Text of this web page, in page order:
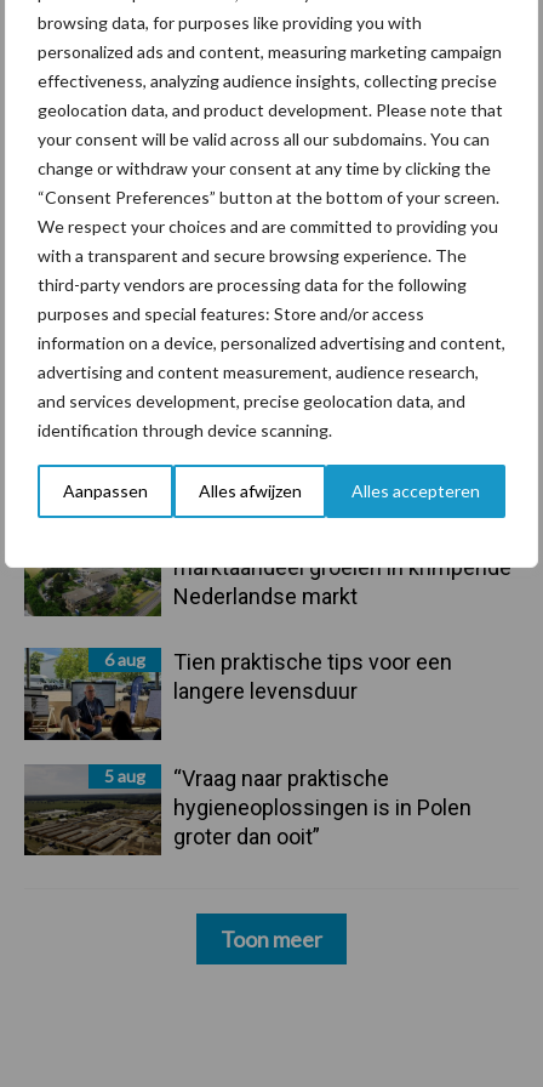
browsing data, for purposes like providing you with
personalized ads and content, measuring marketing campaign
effectiveness, analyzing audience insights, collecting precise
geolocation data, and product development. Please note that
your consent will be valid across all our subdomains. You can
change or withdraw your consent at any time by clicking the
“Consent Preferences” button at the bottom of your screen.
We respect your choices and are committed to providing you
with a transparent and secure browsing experience. The
third-party vendors are processing data for the following
purposes and special features: Store and/or access
information on a device, personalized advertising and content,
advertising and content measurement, audience research,
and services development, precise geolocation data, and
identification through device scanning.
Aanpassen Alles afwijzen Alles accepteren
Primaire
Sidebar
Recent nieuws Partner nieuws
7 aug
Grondstoffenmarkt blijft grillig:
droogte en geopolitiek houden
handel in de greep
7 aug
De speenhuid: een vaak
onderschatte risicofactor voor
mastitis
marktaandeel groeien in krimpende
Nederlandse markt
6 aug
Tien praktische tips voor een
langere levensduur
5 aug
“Vraag naar praktische
hygieneoplossingen is in Polen
groter dan ooit”
Toon meer
Toon meer